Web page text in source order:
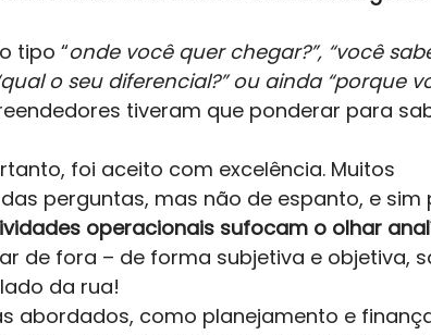
tipo “onde você quer chegar?”, “você
o seu diferencial?” ou ainda “porque
tiveram que ponderar para
foi aceito com excelência. Muitos
perguntas, mas não de espanto, e sim
operacionais sufocam o olhar
de fora – de forma subjetiva e objetiva,
da rua!
abordados, como planejamento e